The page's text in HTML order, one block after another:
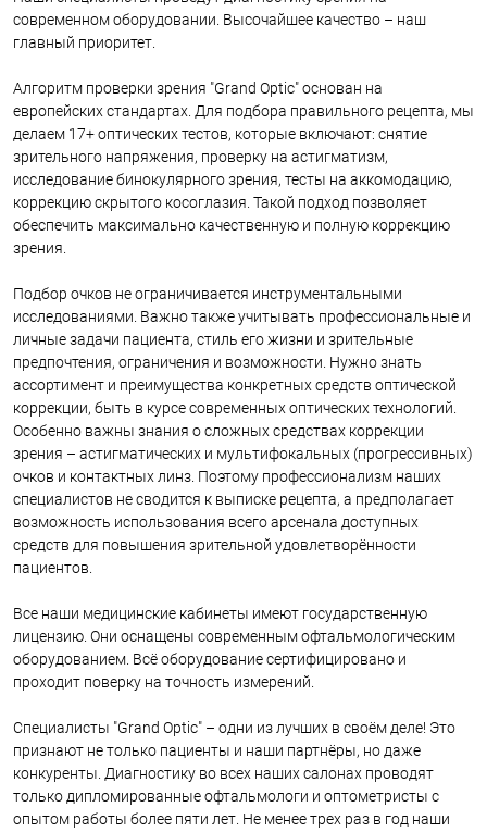
современном оборудовании. Высочайшее качество – наш
главный приоритет.
Алгоритм проверки зрения "Grand Optic" основан на
европейских стандартах. Для подбора правильного рецепта, мы
делаем 17+ оптических тестов, которые включают: снятие
зрительного напряжения, проверку на астигматизм,
исследование бинокулярного зрения, тесты на аккомодацию,
коррекцию скрытого косоглазия. Такой подход позволяет
обеспечить максимально качественную и полную коррекцию
зрения.
Подбор очков не ограничивается инструментальными
исследованиями. Важно также учитывать профессиональные и
личные задачи пациента, стиль его жизни и зрительные
предпочтения, ограничения и возможности. Нужно знать
ассортимент и преимущества конкретных средств оптической
коррекции, быть в курсе современных оптических технологий.
Особенно важны знания о сложных средствах коррекции
зрения – астигматических и мультифокальных (прогрессивных)
очков и контактных линз. Поэтому профессионализм наших
специалистов не сводится к выписке рецепта, а предполагает
возможность использования всего арсенала доступных
средств для повышения зрительной удовлетворённости
пациентов.
Все наши медицинские кабинеты имеют государственную
лицензию. Они оснащены современным офтальмологическим
оборудованием. Всё оборудование сертифицировано и
проходит поверку на точность измерений.
Специалисты "Grand Optic" – одни из лучших в своём деле! Это
признают не только пациенты и наши партнёры, но даже
конкуренты. Диагностику во всех наших салонах проводят
только дипломированные офтальмологи и оптометристы с
опытом работы более пяти лет. Не менее трех раз в год наши